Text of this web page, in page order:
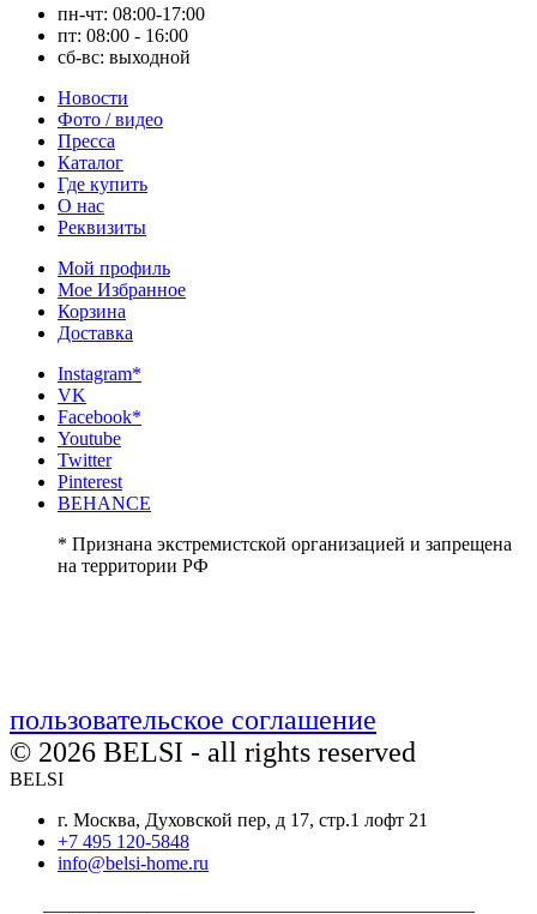
пн-чт: 08:00-17:00
пт: 08:00 - 16:00
сб-вс: выходной
Новости
Фото / видео
Пресса
Каталог
Где купить
О нас
Реквизиты
Мой профиль
Мое Избранное
Корзина
Доставка
Instagram*
VK
Facebook*
Youtube
Twitter
Pinterest
BEHANCE
* Признана экстремистской организацией и запрещена
на территории РФ
пользовательское соглашение
© 2026 BELSI - all rights reserved
BELSI
г. Москва, Духовской пер, д 17, стр.1 лофт 21
+7 495 120-5848
info@belsi-home.ru